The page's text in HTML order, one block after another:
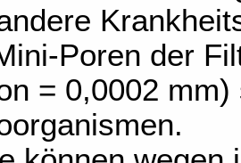
Poren der
= 0,0002